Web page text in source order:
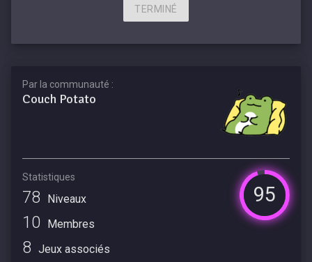
TERMINÉ
Par la communauté :
Couch Potato
Statistiques
95
78 Niveaux
10 Membres
8 Jeux associés